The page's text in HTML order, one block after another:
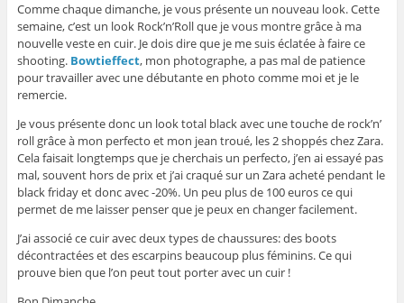
Comme chaque dimanche, je vous présente un nouveau look. Cette
semaine, c’est un look Rock’n’Roll que je vous montre grâce à ma
nouvelle veste en cuir. Je dois dire que je me suis éclatée à faire ce
shooting. Bowtieffect, mon photographe, a pas mal de patience
pour travailler avec une débutante en photo comme moi et je le
remercie.
Je vous présente donc un look total black avec une touche de rock’n’
roll grâce à mon perfecto et mon jean troué, les 2 shoppés chez Zara.
Cela faisait longtemps que je cherchais un perfecto, j’en ai essayé pas
mal, souvent hors de prix et j’ai craqué sur un Zara acheté pendant le
black friday et donc avec -20%. Un peu plus de 100 euros ce qui
permet de me laisser penser que je peux en changer facilement.
J’ai associé ce cuir avec deux types de chaussures: des boots
décontractées et des escarpins beaucoup plus féminins. Ce qui
prouve bien que l’on peut tout porter avec un cuir !